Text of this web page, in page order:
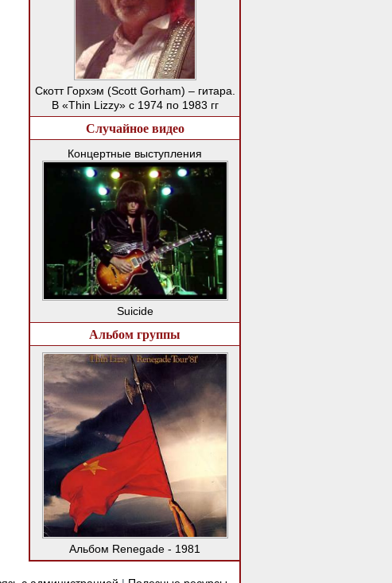
Скотт Горхэм (Scott Gorham) – гитара.
В «Thin Lizzy» с 1974 по 1983 гг
Случайное видео
Концертные выступления
Suicide
Альбом группы
Альбом Renegade - 1981